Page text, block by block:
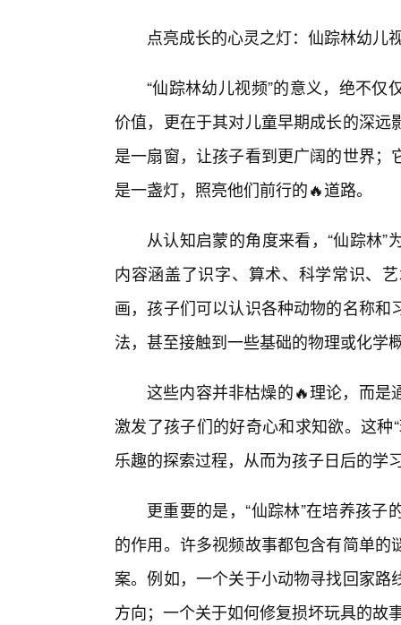
点亮成长的心灵之灯：仙踪林幼儿
“仙踪林幼儿视频”的意义，绝不
价值，更在于其对儿童早期成长的深
是一扇窗，让孩子看到更广阔的世界
是一盏灯，照亮他们前行的🔥道路。
从认知启蒙的角度来看，“仙踪林
内容涵盖了识字、算术、科学常识、
画，孩子们可以认识各种动物的名称
法，甚至接触到一些基础的物理或化学
这些内容并非枯燥的🔥理论，而是
激发了孩子们的好奇心和求知欲。这
乐趣的探索过程，从而为孩子日后的学
更重要的是，“仙踪林”在培养孩
的作用。许多视频故事都包含有简单
案。例如，一个关于小动物寻找回家
方向；一个关于如何修复损坏玩具的故